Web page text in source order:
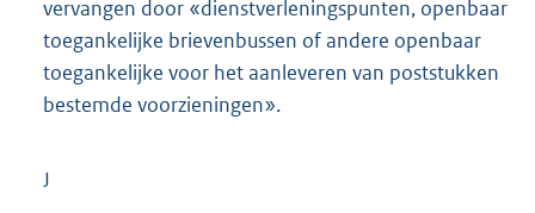
vervangen door «dienstverleningspunten, openbaar
toegankelijke brievenbussen of andere openbaar
toegankelijke voor het aanleveren van poststukken
bestemde voorzieningen».
J